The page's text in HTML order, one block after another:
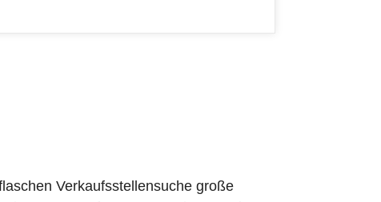
Verkaufsstellensuche große